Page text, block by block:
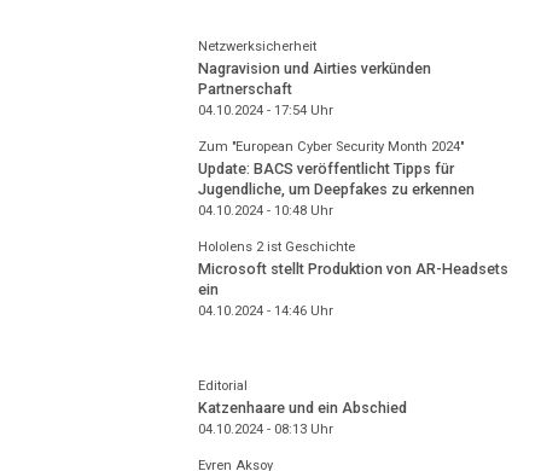
Netzwerksicherheit
Nagravision und Airties verkünden
Partnerschaft
04.10.2024 - 17:54Uhr
Zum "European Cyber Security Month 2024"
Update: BACS veröffentlicht Tipps für
Jugendliche, um Deepfakes zu erkennen
04.10.2024 - 10:48Uhr
Hololens 2 ist Geschichte
Microsoft stellt Produktion von AR-Headsets
ein
04.10.2024 - 14:46Uhr
Editorial
Katzenhaare und ein Abschied
04.10.2024 - 08:13Uhr
Evren Aksoy